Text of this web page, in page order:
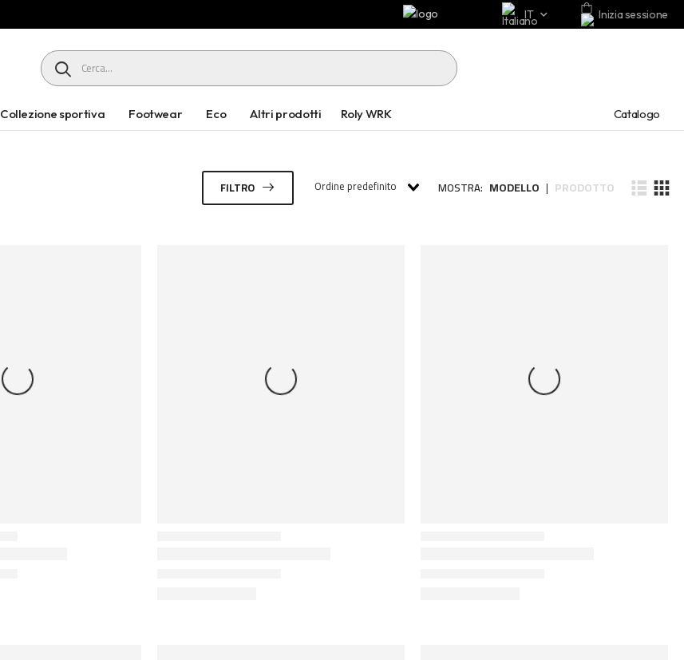
IT Inizia sessione
HEADER SEARCH BUTTON
Collezione sportiva Footwear Eco Altri prodotti Roly WRK Catalogo
FILTRO Ordine predefinito MOSTRA: MODELLO | PRODOTTO